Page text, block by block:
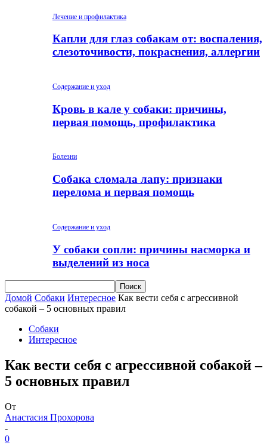
Лечение и профилактика
Капли для глаз собакам от: воспаления,
слезоточивости, покраснения, аллергии
Содержание и уход
Кровь в кале у собаки: причины,
первая помощь, профилактика
Болезни
Собака сломала лапу: признаки
перелома и первая помощь
Содержание и уход
У собаки сопли: причины насморка и
выделений из носа
Домой Собаки Интересное Как вести себя с агрессивной
собакой – 5 основных правил
Собаки
Интересное
Как вести себя с агрессивной собакой –
5 основных правил
От
Анастасия Прохорова
-
0